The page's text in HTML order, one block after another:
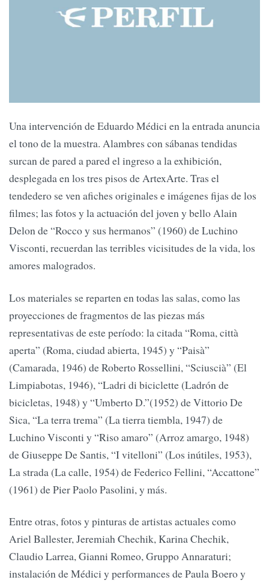
Una intervención de Eduardo Médici en la entrada anuncia
el tono de la muestra. Alambres con sábanas tendidas
surcan de pared a pared el ingreso a la exhibición,
desplegada en los tres pisos de ArtexArte. Tras el
tendedero se ven afiches originales e imágenes fijas de los
filmes; las fotos y la actuación del joven y bello Alain
Delon de “Rocco y sus hermanos” (1960) de Luchino
Visconti, recuerdan las terribles vicisitudes de la vida, los
amores malogrados.
Los materiales se reparten en todas las salas, como las
proyecciones de fragmentos de las piezas más
representativas de este período: la citada “Roma, città
aperta” (Roma, ciudad abierta, 1945) y “Paisà”
(Camarada, 1946) de Roberto Rossellini, “Sciuscià” (El
Limpiabotas, 1946), “Ladri di biciclette (Ladrón de
bicicletas, 1948) y “Umberto D.”(1952) de Vittorio De
Sica, “La terra trema” (La tierra tiembla, 1947) de
Luchino Visconti y “Riso amaro” (Arroz amargo, 1948)
de Giuseppe De Santis, “I vitelloni” (Los inútiles, 1953),
La strada (La calle, 1954) de Federico Fellini, “Accattone”
(1961) de Pier Paolo Pasolini, y más.
Entre otras, fotos y pinturas de artistas actuales como
Ariel Ballester, Jeremiah Chechik, Karina Chechik,
Claudio Larrea, Gianni Romeo, Gruppo Annaraturi;
instalación de Médici y performances de Paula Boero y